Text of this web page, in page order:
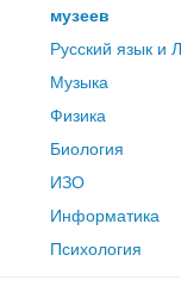
музеев
Русский язык и
Музыка
Физика
Биология
ИЗО
Информатика
Психология